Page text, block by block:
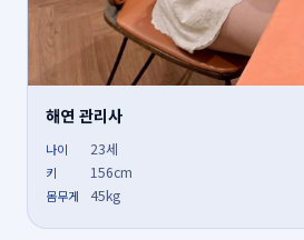
해연 관리사
나이 23세
키 156cm
몸무게 45kg